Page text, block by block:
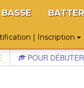
BASSE
| Inscription
POUR DÉBUTER